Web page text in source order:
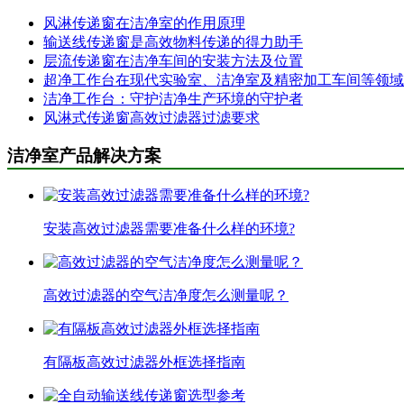
风淋传递窗在洁净室的作用原理
输送线传递窗是高效物料传递的得力助手
层流传递窗在洁净车间的安装方法及位置
超净工作台在现代实验室、洁净室及精密加工车间等领
洁净工作台：守护洁净生产环境的守护者
风淋式传递窗高效过滤器过滤要求
洁净室产品解决方案
安装高效过滤器需要准备什么样的环境?
高效过滤器的空气洁净度怎么测量呢？
有隔板高效过滤器外框选择指南